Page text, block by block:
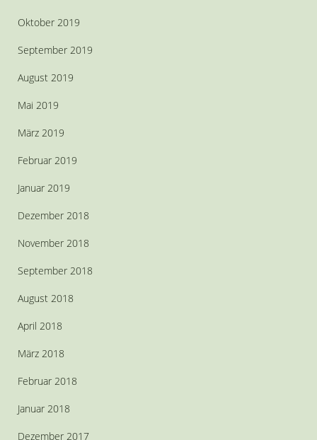
Oktober 2019
September 2019
August 2019
Mai 2019
März 2019
Februar 2019
Januar 2019
Dezember 2018
November 2018
September 2018
August 2018
April 2018
März 2018
Februar 2018
Januar 2018
Dezember 2017